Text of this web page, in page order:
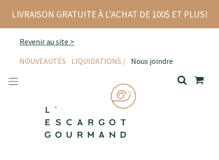
LIVRAISON GRATUITE À L'ACHAT DE 100$ ET PLUS!
Revenir au site >
NOUVEAUTÉS
LIQUIDATIONS / Nous joindre